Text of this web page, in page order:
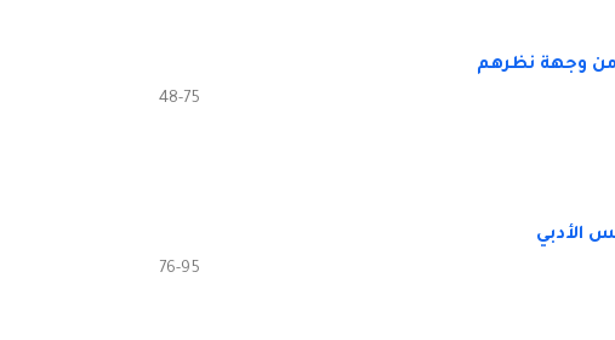
من وجهة نظرهم
48-75
الأدبي
76-95